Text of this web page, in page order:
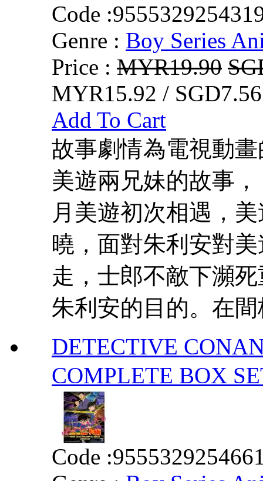
Code :
Genre : Boy Series
Price : MYR19.90
MYR15.92 /
Add To Cart
故事劇情為電視動
美遊兩兄妹的故事
月美遊初次相遇，
曉，面對朱利安對
走，士郎不敵下瀕
朱利安的目的。在
DETECTIVE
COMPLETE BOX
Code :